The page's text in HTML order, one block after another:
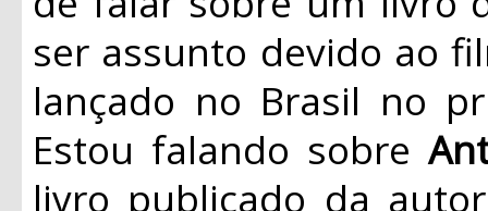
ser assunto devido ao
lançado no Brasil no
Estou falando sobre
livro publicado da